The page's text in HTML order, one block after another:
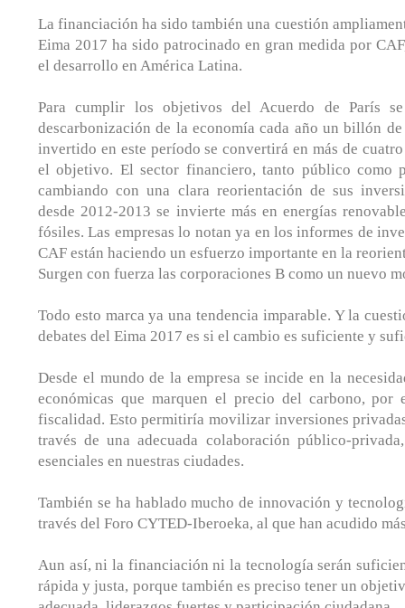
La financiación ha sido también una cuestión
Eima 2017 ha sido patrocinado en gran medida por
el desarrollo en América Latina.
Para cumplir los objetivos del Acuerdo de París
descarbonización de la economía cada año un billón
invertido en este período se convertirá en más de
el objetivo. El sector financiero, tanto público como
cambiando con una clara reorientación de sus
desde 2012-2013 se invierte más en energías
fósiles. Las empresas lo notan ya en los informes de
CAF están haciendo un esfuerzo importante en la
Surgen con fuerza las corporaciones B como un nuevo
Todo esto marca ya una tendencia imparable. Y la
debates del Eima 2017 es si el cambio es suficiente y
Desde el mundo de la empresa se incide en la
económicas que marquen el precio del carbono, por
fiscalidad. Esto permitiría movilizar inversiones
través de una adecuada colaboración público-
esenciales en nuestras ciudades.
También se ha hablado mucho de innovación y
través del Foro CYTED-Iberoeka, al que han acudido
Aun así, ni la financiación ni la tecnología serán
rápida y justa, porque también es preciso tener un